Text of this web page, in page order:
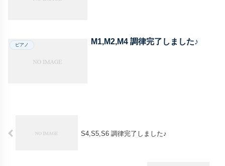
ピアノ M1,M2,M4 調律完了しました♪
S4,S5,S6 調律完了しました♪